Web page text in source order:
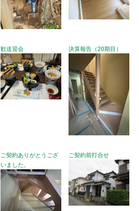
歓送迎会 決算報告（20期目）
ご契約ありがとうござ
いました。
ご契約前打合せ